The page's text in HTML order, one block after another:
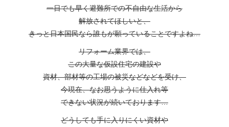
一日でも早く避難所での不自由な生活から
解放されてほしいと、
きっと日本国民なら誰もが願っていることですよね…
リフォーム業界では、
この大量な仮設住宅の建設や
資材、部材等の工場の被災などなどを受け、
今現在、なお思うように仕入れ等
できない状況が続いております…
どうしても手に入りにくい資材や